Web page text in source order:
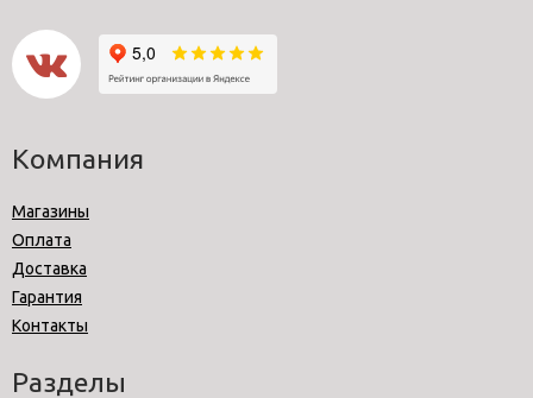
Компания
Магазины
Оплата
Доставка
Гарантия
Контакты
Разделы